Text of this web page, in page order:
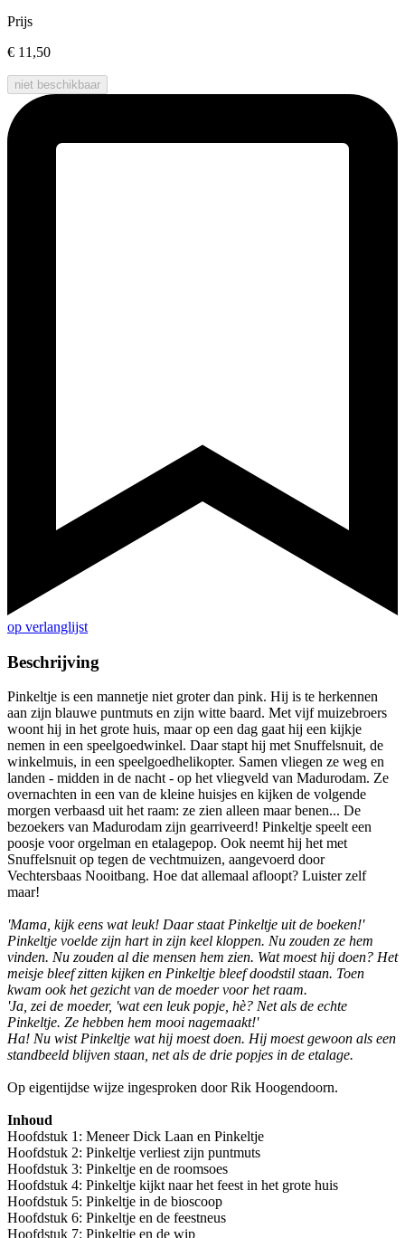
Prijs
€ 11,50
niet beschikbaar
op verlanglijst
Beschrijving
Pinkeltje is een mannetje niet groter dan pink. Hij is te herkennen
aan zijn blauwe puntmuts en zijn witte baard. Met vijf muizebroers
woont hij in het grote huis, maar op een dag gaat hij een kijkje
nemen in een speelgoedwinkel. Daar stapt hij met Snuffelsnuit, de
winkelmuis, in een speelgoedhelikopter. Samen vliegen ze weg en
landen - midden in de nacht - op het vliegveld van Madurodam. Ze
overnachten in een van de kleine huisjes en kijken de volgende
morgen verbaasd uit het raam: ze zien alleen maar benen... De
bezoekers van Madurodam zijn gearriveerd! Pinkeltje speelt een
poosje voor orgelman en etalagepop. Ook neemt hij het met
Snuffelsnuit op tegen de vechtmuizen, aangevoerd door
Vechtersbaas Nooitbang. Hoe dat allemaal afloopt? Luister zelf
maar!
'Mama, kijk eens wat leuk! Daar staat Pinkeltje uit de boeken!'
Pinkeltje voelde zijn hart in zijn keel kloppen. Nu zouden ze hem
vinden. Nu zouden al die mensen hem zien. Wat moest hij doen? Het
meisje bleef zitten kijken en Pinkeltje bleef doodstil staan. Toen
kwam ook het gezicht van de moeder voor het raam.
'Ja, zei de moeder, 'wat een leuk popje, hè? Net als de echte
Pinkeltje. Ze hebben hem mooi nagemaakt!'
Ha! Nu wist Pinkeltje wat hij moest doen. Hij moest gewoon als een
standbeeld blijven staan, net als de drie popjes in de etalage.
Op eigentijdse wijze ingesproken door Rik Hoogendoorn.
Inhoud
Hoofdstuk 1: Meneer Dick Laan en Pinkeltje
Hoofdstuk 2: Pinkeltje verliest zijn puntmuts
Hoofdstuk 3: Pinkeltje en de roomsoes
Hoofdstuk 4: Pinkeltje kijkt naar het feest in het grote huis
Hoofdstuk 5: Pinkeltje in de bioscoop
Hoofdstuk 6: Pinkeltje en de feestneus
Hoofdstuk 7: Pinkeltje en de wip